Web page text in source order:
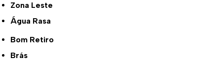
Zona Leste
Água Rasa
Bom Retiro
Brás